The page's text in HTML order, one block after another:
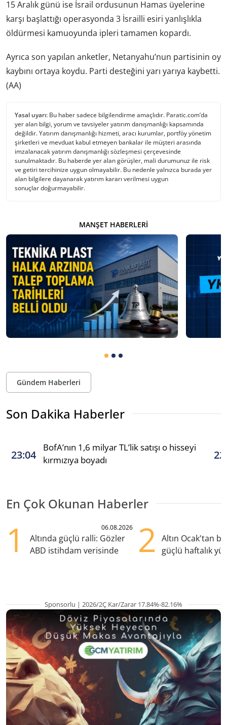
15 Aralık günü ise İsrail ordusunun Hamas üyelerine
karşı başlattığı operasyonda 3 İsrailli esiri yanlışlıkla
öldürmesi kamuoyunda ipleri tamamen kopardı.
Ayrıca son yapılan anketler, Netanyahu’nun partisinin oy
kaybını ortaya koydu. Parti desteğini yarı yarıya kaybetti.
(AA)
Yasal uyarı: Bu haber sadece bilgilendirme amaçlıdır. Paratic.com’da
yer alan bilgi, yorum ve tavsiyeler yatırım danışmanlığı kapsamında
değildir. Yatırım danışmanlığı hizmeti, aracı kurumlar, portföy yönetim
şirketleri ve mevduat kabul etmeyen bankalar ile müşteri arasında
imzalanacak yatırım danışmanlığı sözleşmesi çerçevesinde
sunulmaktadır. Bu haberde yer alan görüşler, mali durumunuz ile risk
ve getiri tercihinize uygun olmayabilir. Bu nedenle yalnızca burada yer
alan bilgilere dayanarak yatırım kararı verilmesi uygun
sonuçlar doğurmayabilir.
MANŞET HABERLERI
Gündem Haberleri
Son Dakika Haberler
23:04
BofA’nın 1,6 milyar TL’lik satışı o hisseyi
kırmızıya boyadı
En Çok Okunan Haberler
1 06.08.2026
Altında güçlü ralli: Gözler
ABD istihdam verisinde
2
Altın Ocak'tan
güçlü haftalık
Sponsorlu | 2026/2Ç Kar/Zarar 17.84%-82.16%